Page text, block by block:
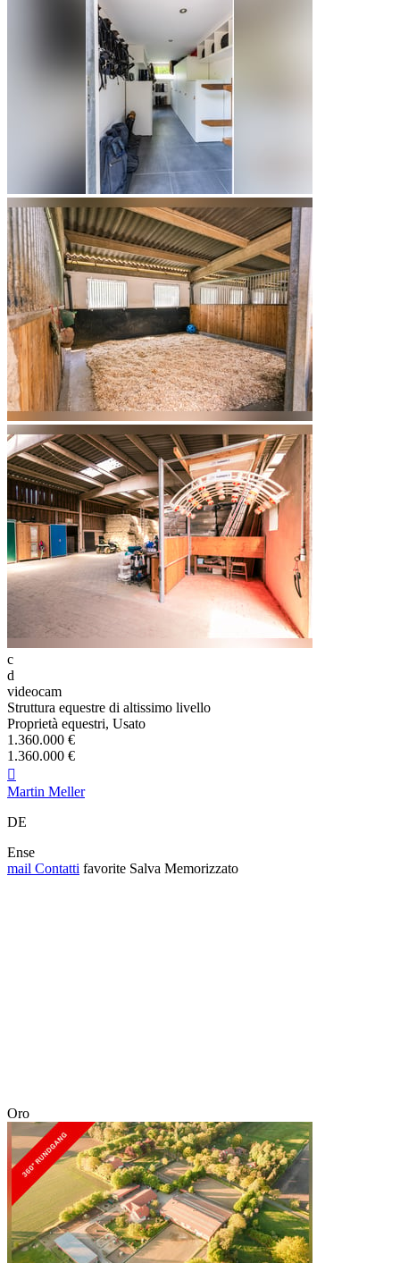
c
d
videocam
Struttura equestre di altissimo livello
Proprietà equestri, Usato
1.360.000 €
1.360.000 €

Martin Meller
DE
Ense
mail Contatti favorite Salva Memorizzato
Oro